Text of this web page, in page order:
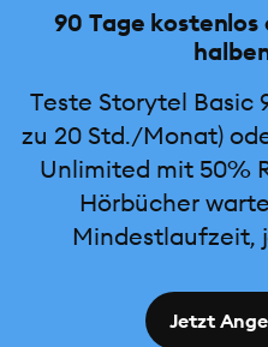
90 Tage
Teste Storytel Basic
zu 20 Std./Monat)
Unlimited mit 50%
Hörbücher
Mindestlaufzeit,
Jetzt